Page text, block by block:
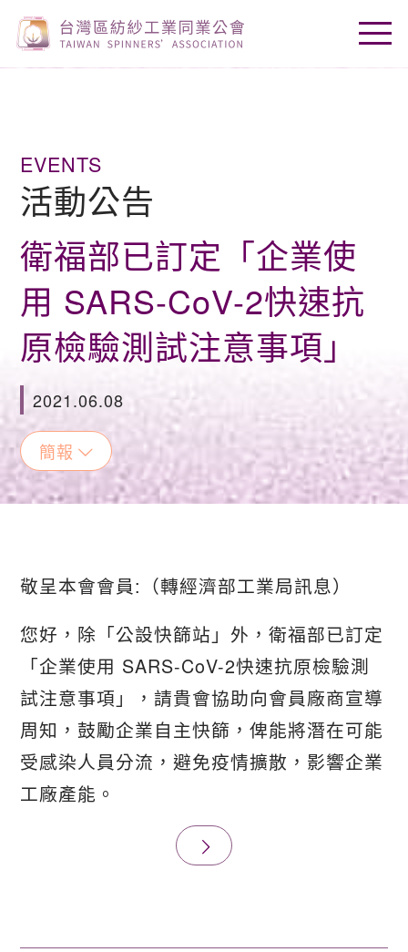
EVENTS
活動公告
衛福部已訂定「企業使
用 SARS-CoV-2快速抗
原檢驗測試注意事項」
2021.06.08
簡報
敬呈本會會員:（轉經濟部工業局訊息）
您好，除「公設快篩站」外，衛福部已訂定
「企業使用 SARS-CoV-2快速抗原檢驗測
試注意事項」，請貴會協助向會員廠商宣導
周知，鼓勵企業自主快篩，俾能將潛在可能
受感染人員分流，避免疫情擴散，影響企業
工廠產能。